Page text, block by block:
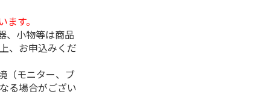
す。
、小物等は商品
、お申込みくだ
（モニター、ブ
る場合がござい